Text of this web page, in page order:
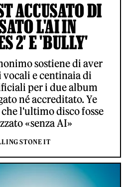
ACCUSATO DI
L'AI IN
2' E 'BULLY'
sostiene di aver
e centinaia di
per i due album
né accreditato. Ye
l'ultimo disco fosse
«senza AI»
STONE IT